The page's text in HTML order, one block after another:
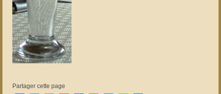
Partager cette page